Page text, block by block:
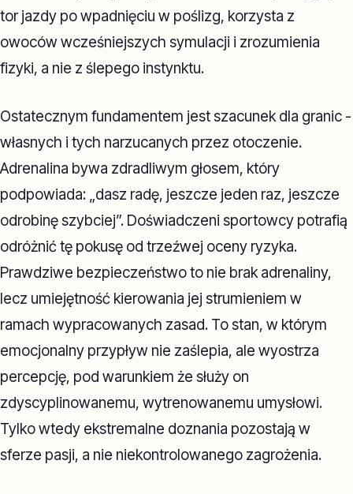
tor jazdy po wpadnięciu w poślizg, korzysta z
owoców wcześniejszych symulacji i zrozumienia
fizyki, a nie z ślepego instynktu.
Ostatecznym fundamentem jest szacunek dla granic -
własnych i tych narzucanych przez otoczenie.
Adrenalina bywa zdradliwym głosem, który
podpowiada: „dasz radę, jeszcze jeden raz, jeszcze
odrobinę szybciej”. Doświadczeni sportowcy potrafią
odróżnić tę pokusę od trzeźwej oceny ryzyka.
Prawdziwe bezpieczeństwo to nie brak adrenaliny,
lecz umiejętność kierowania jej strumieniem w
ramach wypracowanych zasad. To stan, w którym
emocjonalny przypływ nie zaślepia, ale wyostrza
percepcję, pod warunkiem że służy on
zdyscyplinowanemu, wytrenowanemu umysłowi.
Tylko wtedy ekstremalne doznania pozostają w
sferze pasji, a nie niekontrolowanego zagrożenia.